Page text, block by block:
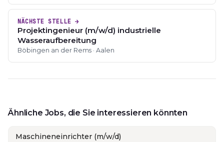
NÄCHSTE STELLE →
Projektingenieur (m/w/d) industrielle
Wasseraufbereitung
Böbingen an der Rems · Aalen
Ähnliche Jobs, die Sie interessieren könnten
Maschineneinrichter (m/w/d)